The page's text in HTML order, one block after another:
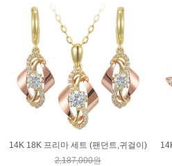
14K 18K 프리마 세트 (팬던트,귀걸이)
2,187,000원